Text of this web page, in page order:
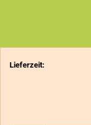
Lieferzeit: